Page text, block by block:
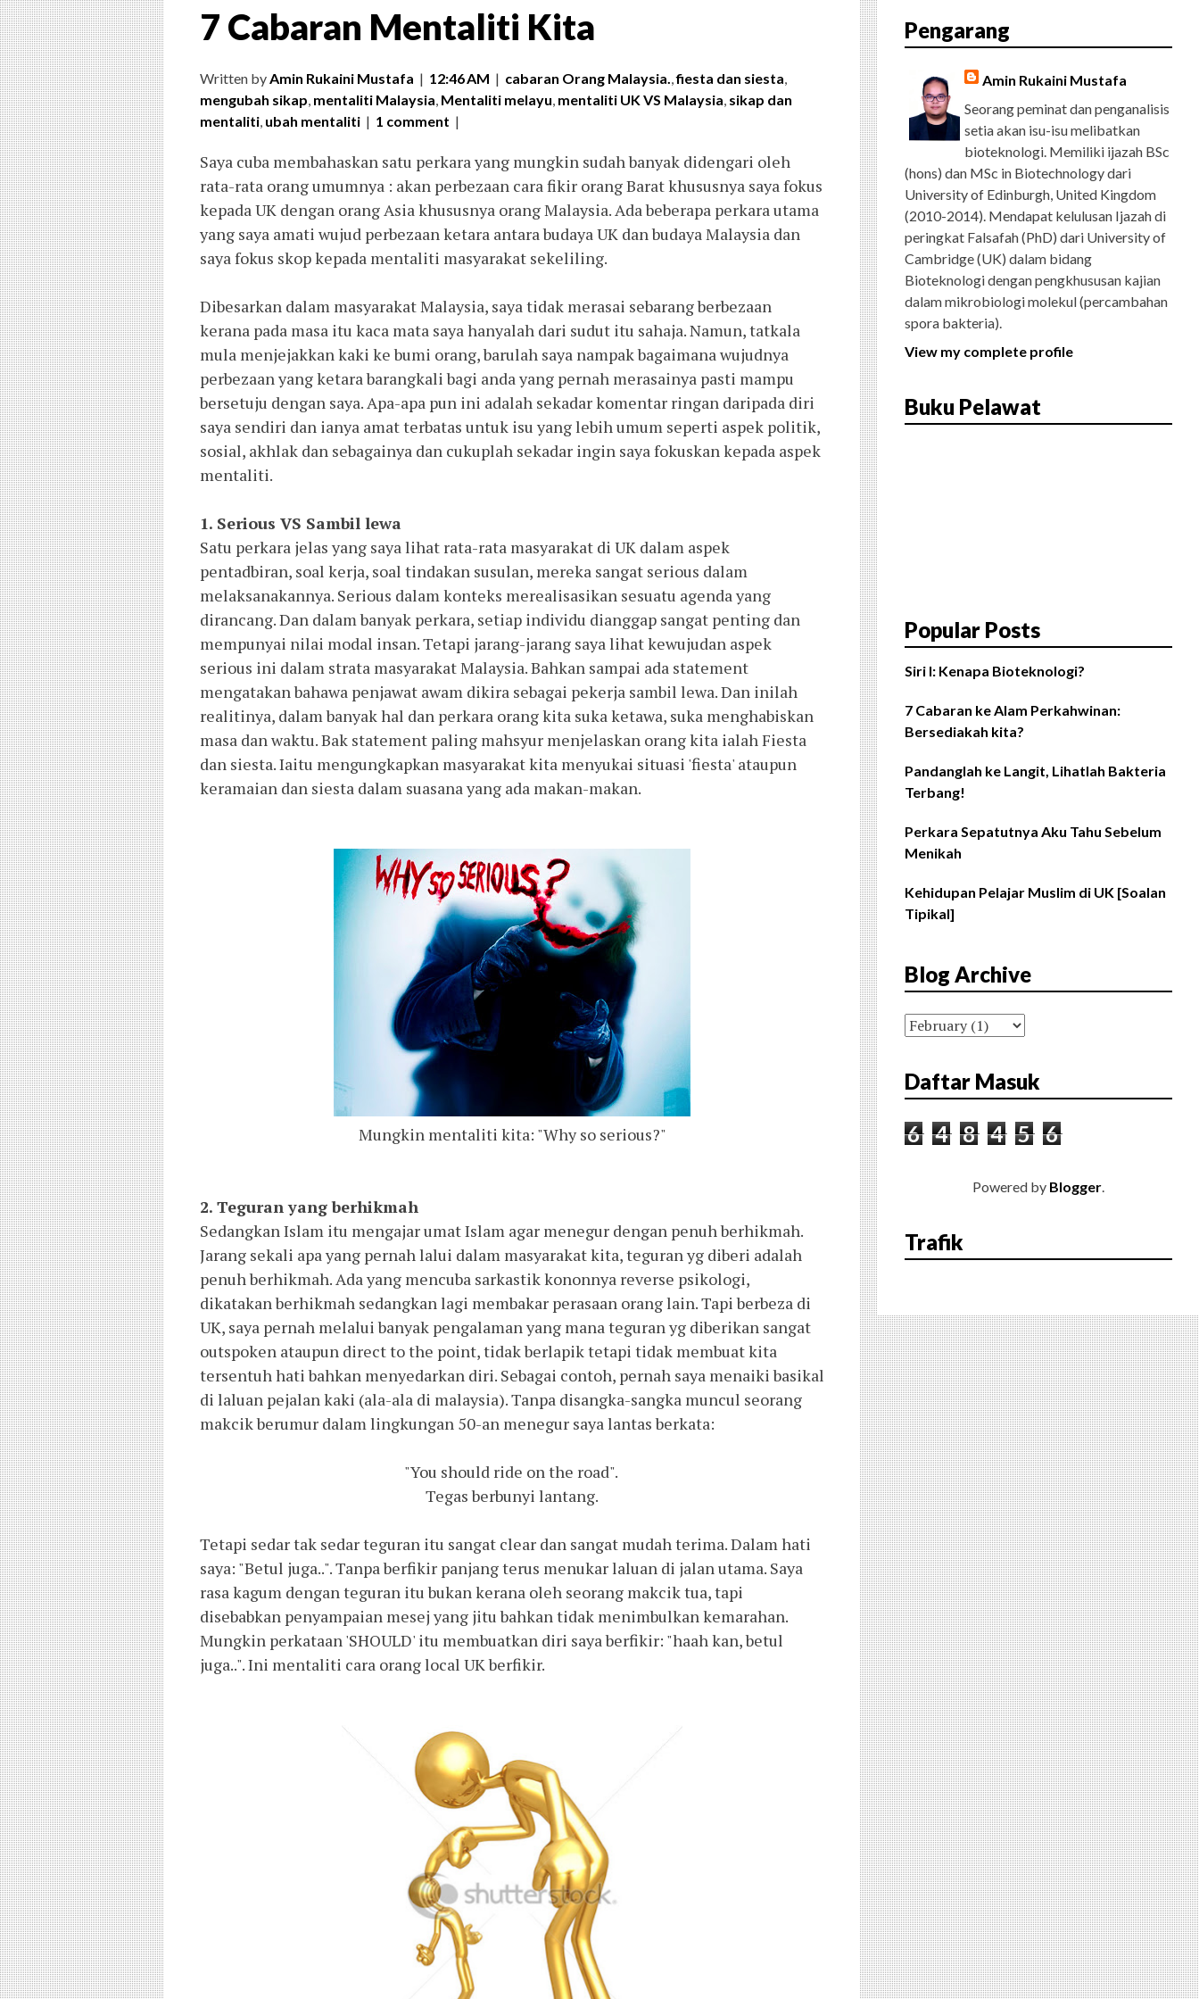
T
T
E
R
L
E
L
U
S
A
G
A
B
R
S
7 Cabaran Mentaliti Kita
Written byAmin Rukaini Mustafa | 12:46 AM | cabaran Orang Malaysia.,fiesta dan siesta,
mengubah sikap, mentaliti Malaysia, Mentaliti melayu, mentaliti UK VS Malaysia, sikap dan
mentaliti, ubah mentaliti | 1 comment |
Saya cuba membahaskan satu perkara yang mungkin sudah banyak didengari oleh
rata-rata orang umumnya : akan perbezaan cara fikir orang Barat khususnya saya fokus
kepada UK dengan orang Asia khususnya orang Malaysia. Ada beberapa perkara utama
yang saya amati wujud perbezaan ketara antara budaya UK dan budaya Malaysia dan
saya fokus skop kepada mentaliti masyarakat sekeliling.
Dibesarkan dalam masyarakat Malaysia, saya tidak merasai sebarang berbezaan
kerana pada masa itu kaca mata saya hanyalah dari sudut itu sahaja. Namun, tatkala
mula menjejakkan kaki ke bumi orang, barulah saya nampak bagaimana wujudnya
perbezaan yang ketara barangkali bagi anda yang pernah merasainya pasti mampu
bersetuju dengan saya. Apa-apa pun ini adalah sekadar komentar ringan daripada diri
saya sendiri dan ianya amat terbatas untuk isu yang lebih umum seperti aspek politik,
sosial, akhlak dan sebagainya dan cukuplah sekadar ingin saya fokuskan kepada aspek
mentaliti.
1. Serious VS Sambil lewa
Satu perkara jelas yang saya lihat rata-rata masyarakat di UK dalam aspek
pentadbiran, soal kerja, soal tindakan susulan, mereka sangat serious dalam
melaksanakannya. Serious dalam konteks merealisasikan sesuatu agenda yang
dirancang. Dan dalam banyak perkara, setiap individu dianggap sangat penting dan
mempunyai nilai modal insan. Tetapi jarang-jarang saya lihat kewujudan aspek
serious ini dalam strata masyarakat Malaysia. Bahkan sampai ada statement
mengatakan bahawa penjawat awam dikira sebagai pekerja sambil lewa. Dan inilah
realitinya, dalam banyak hal dan perkara orang kita suka ketawa, suka menghabiskan
masa dan waktu. Bak statement paling mahsyur menjelaskan orang kita ialah Fiesta
dan siesta. Iaitu mengungkapkan masyarakat kita menyukai situasi 'fiesta' ataupun
keramaian dan siesta dalam suasana yang ada makan-makan.
Mungkin mentaliti kita: "Why so serious?"
2. Teguran yang berhikmah
Sedangkan Islam itu mengajar umat Islam agar menegur dengan penuh berhikmah.
Jarang sekali apa yang pernah lalui dalam masyarakat kita, teguran yg diberi adalah
penuh berhikmah. Ada yang mencuba sarkastik kononnya reverse psikologi,
dikatakan berhikmah sedangkan lagi membakar perasaan orang lain. Tapi berbeza di
UK, saya pernah melalui banyak pengalaman yang mana teguran yg diberikan sangat
outspoken ataupun direct to the point, tidak berlapik tetapi tidak membuat kita
tersentuh hati bahkan menyedarkan diri. Sebagai contoh, pernah saya menaiki basikal
di laluan pejalan kaki (ala-ala di malaysia). Tanpa disangka-sangka muncul seorang
makcik berumur dalam lingkungan 50-an menegur saya lantas berkata:
"You should ride on the road".
Tegas berbunyi lantang.
Tetapi sedar tak sedar teguran itu sangat clear dan sangat mudah terima. Dalam hati
saya: "Betul juga..". Tanpa berfikir panjang terus menukar laluan di jalan utama. Saya
rasa kagum dengan teguran itu bukan kerana oleh seorang makcik tua, tapi
disebabkan penyampaian mesej yang jitu bahkan tidak menimbulkan kemarahan.
Mungkin perkataan 'SHOULD' itu membuatkan diri saya berfikir: "haah kan, betul
juga..". Ini mentaliti cara orang local UK berfikir.
Pengarang
Amin Rukaini Mustafa
Seorang peminat dan penganalisis
setia akan isu-isu melibatkan
bioteknologi. Memiliki ijazah BSc
(hons) dan MSc in Biotechnology dari
University of Edinburgh, United Kingdom
(2010-2014). Mendapat kelulusan Ijazah di
peringkat Falsafah (PhD) dari University of
Cambridge (UK) dalam bidang
Bioteknologi dengan pengkhususan kajian
dalam mikrobiologi molekul (percambahan
spora bakteria).
View my complete profile
Buku Pelawat
Popular Posts
Siri I: Kenapa Bioteknologi?
7 Cabaran ke Alam Perkahwinan:
Bersediakah kita?
Pandanglah ke Langit, Lihatlah Bakteria
Terbang!
Perkara Sepatutnya Aku Tahu Sebelum
Menikah
Kehidupan Pelajar Muslim di UK [Soalan
Tipikal]
Blog Archive
Daftar Masuk
6 4 8 4 5 6
Powered by Blogger.
Trafik